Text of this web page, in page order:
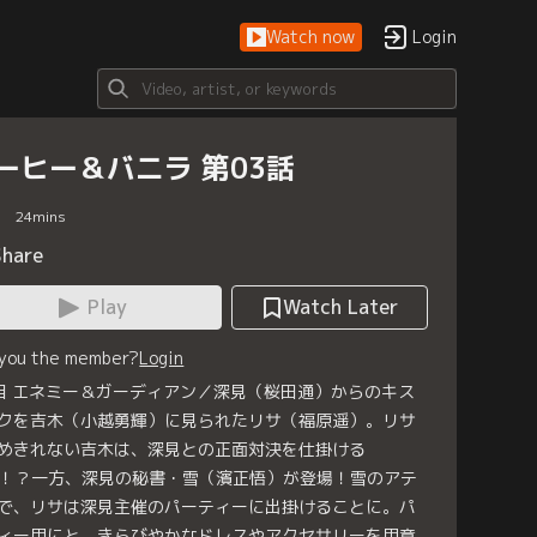
Watch now Login
ヒー＆バニラ 第03話
24mins
Play
Watch Later
the member?Login
エネミー＆ガーディアン／深見（桜田通）からのキス
を吉木（小越勇輝）に見られたリサ（福原遥）。リサ
きれない吉木は、深見との正面対決を仕掛ける
？一方、深見の秘書・雪（濱正悟）が登場！雪のアテ
、リサは深見主催のパーティーに出掛けることに。パ